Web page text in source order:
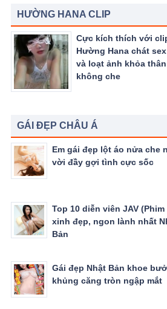
HƯỜNG HANA CLIP
Cực kích thích với
Hường Hana chát
và loạt ảnh khỏa thân
không che
GÁI ĐẸP CHÂU Á
Em gái đẹp lột áo nửa che
vời đầy gợi tình cực sốc
Top 10 diễn viên JAV (Phim
xinh đẹp, ngon lành nhất
Bản
Gái đẹp Nhật Bản khoe
khủng căng tròn ngập mắt